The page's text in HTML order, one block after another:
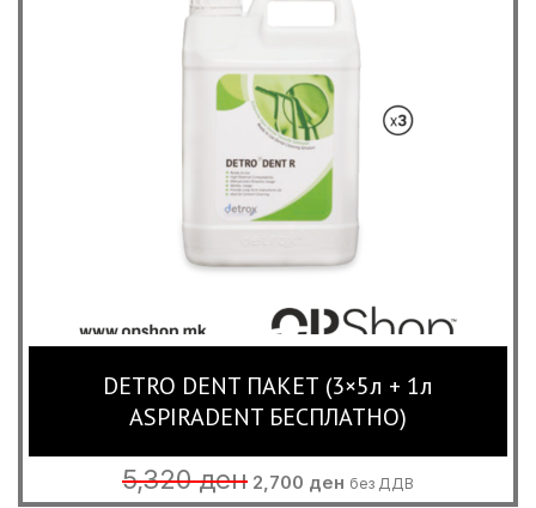
DETRO DENT ПАКЕТ (3×5л + 1л
ASPIRADENT БЕСПЛАТНО)
5,320ден Original
price
2,700 ден
price
без ДДВ